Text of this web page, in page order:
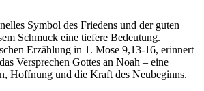
Symbol des Friedens und der guten
Schmuck eine tiefere Bedeutung.
Erzählung in 1. Mose 9,13-16, erinnert
Versprechen Gottes an Noah – eine
Hoffnung und die Kraft des Neubeginns.